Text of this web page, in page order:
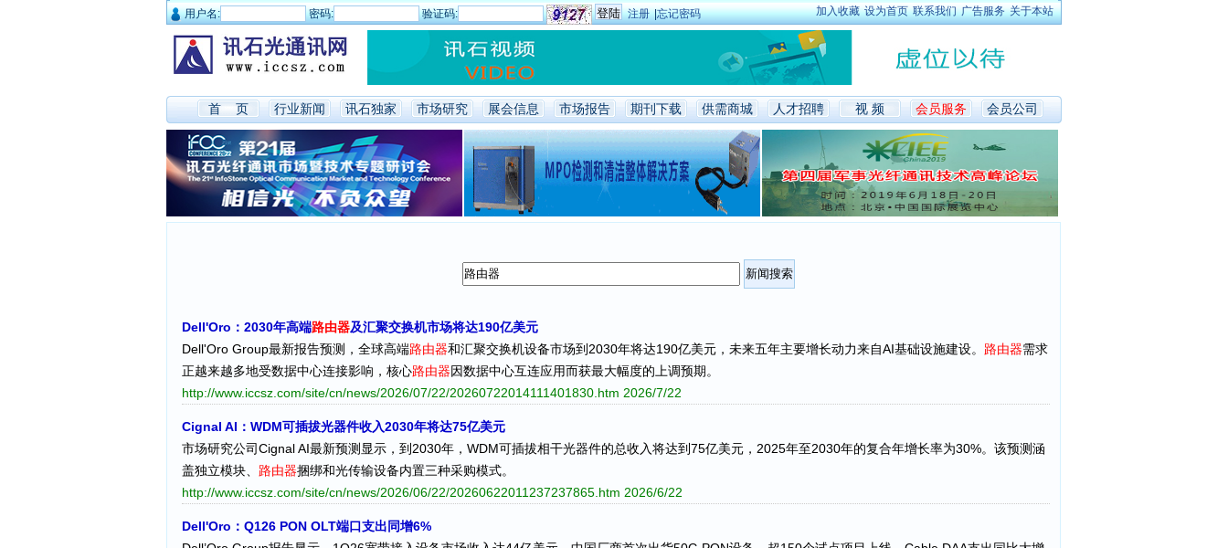
用户名: 密码: 验证码: 注册 |忘记密码 加入收藏 设为首页 联系我们 广告服务 关于本站
首 页 行业新闻 讯石独家 市场研究 展会信息 市场报告 期刊下载 供需商城 人才招聘 视 频 会员服务 会员公司
Dell'Oro：2030年高端路由器及汇聚交换机市场将达190亿美元
Dell'Oro Group最新报告预测，全球高端路由器和汇聚交换机设备市场到2030年将达190亿美元，未来五年主要增长动力来自AI基础设施建设。 路由器需求
正越来越多地受数据中心连接影响，核心路由器因数据中心互连应用而获最大幅度的上调预期。
http://www.iccsz.com/site/cn/news/2026/07/22/20260722014111401830.htm 2026/7/22
Cignal AI：WDM可插拔光器件收入2030年将达75亿美元
市场研究公司Cignal AI最新预测显示，到2030年，WDM可插拔相干光器件的总收入将达到75亿美元，2025年至2030年的复合年增长率为30%。该预测涵
盖独立模块、 路由器捆绑和光传输设备内置三种采购模式。
http://www.iccsz.com/site/cn/news/2026/06/22/20260622011237237865.htm 2026/6/22
Dell'Oro：Q126 PON OLT端口支出同增6%